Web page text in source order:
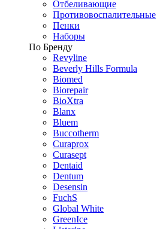
Отбеливающие
Противовоспалительные
Пенки
Наборы
По Бренду
Revyline
Beverly Hills Formula
Biomed
Biorepair
BioXtra
Blanx
Bluem
Buccotherm
Curaprox
Curasept
Dentaid
Dentum
Desensin
FuchS
Global White
GreenIce